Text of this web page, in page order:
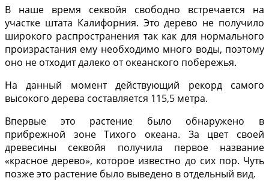
В наше время секвойя свободно встречается на
участке штата Калифорния. Это дерево не получило
широкого распространения так как для нормального
произрастания ему необходимо много воды, поэтому
оно не отходит далеко от океанского побережья.
На данный момент действующий рекорд самого
высокого дерева составляется 115,5 метра.
Впервые это растение было обнаружено в
прибрежной зоне Тихого океана. За цвет своей
древесины секвойя получила первое название
«красное дерево», которое известно до сих пор. Чуть
позже это растение было выведено в отдельный вид.